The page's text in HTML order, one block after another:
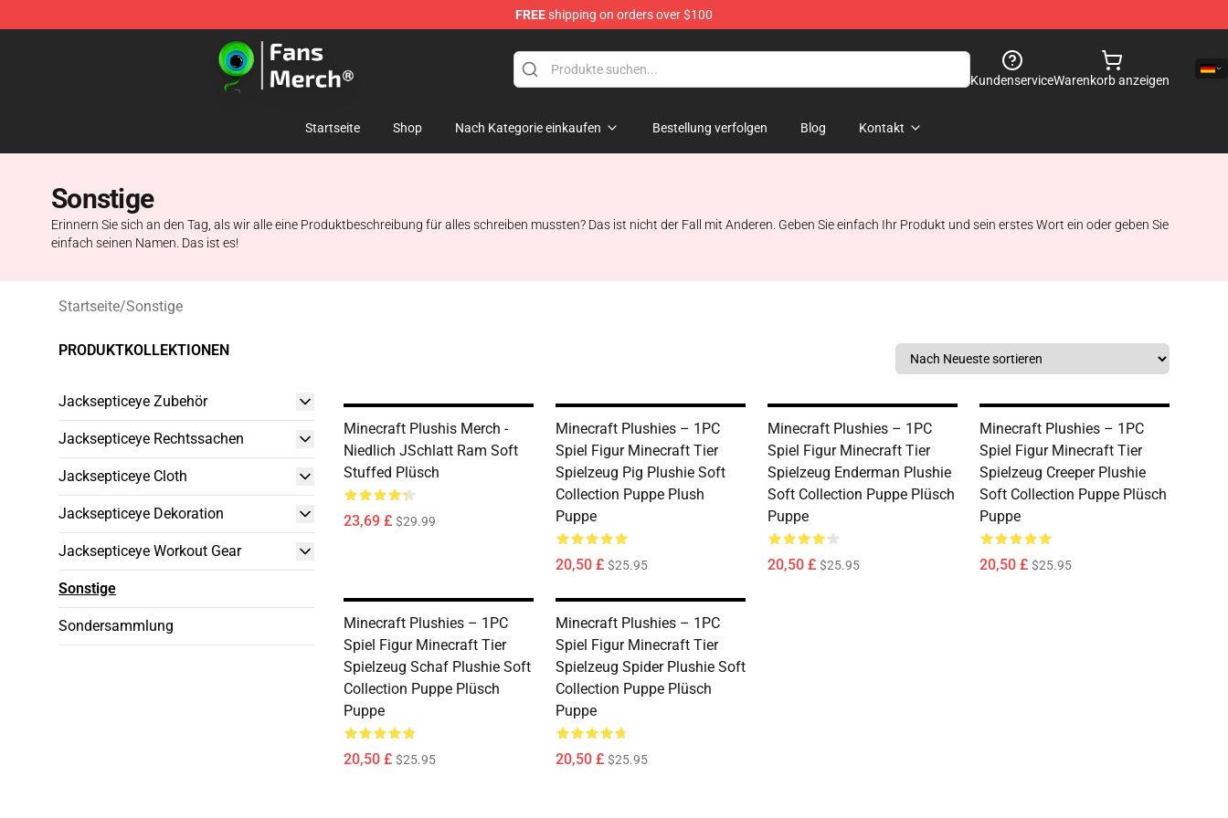
FREEshipping on orders over $100
Jacksepticeye Store - Official Jacksepticeye Merchandise Shop
KundenserviceWarenkorb anzeigen
Startseite Shop Nach Kategorie einkaufen Bestellung verfolgen Blog Kontakt
Sonstige
Erinnern Sie sich an den Tag, als wir alle eine Produktbeschreibung für alles schreiben mussten? Das ist nicht der Fall mit Anderen. Geben Sie einfach Ihr Produkt und sein erstes Wort ein oder geben Sie
einfach seinen Namen. Das ist es!
Startseite/Sonstige
PRODUKTKOLLEKTIONEN
Jacksepticeye Zubehör
Jacksepticeye Rechtssachen
Jacksepticeye Cloth
Jacksepticeye Dekoration
Jacksepticeye Workout Gear
Sonstige
Sondersammlung
Minecraft Plushis Merch -
Niedlich JSchlatt Ram Soft
Stuffed Plüsch
23,69 £ $29.99
Minecraft Plushies – 1PC
Spiel Figur Minecraft Tier
Spielzeug Pig Plushie Soft
Collection Puppe Plush
Puppe
20,50 £ $25.95
Minecraft Plushies – 1PC
Spiel Figur Minecraft Tier
Spielzeug Enderman Plushie
Soft Collection Puppe Plüsch
Puppe
20,50 £ $25.95
Minecraft Plushies – 1PC
Spiel Figur Minecraft Tier
Spielzeug Creeper Plushie
Soft Collection Puppe Plüsch
Puppe
20,50 £ $25.95
Minecraft Plushies – 1PC
Spiel Figur Minecraft Tier
Spielzeug Schaf Plushie Soft
Collection Puppe Plüsch
Puppe
20,50 £ $25.95
Minecraft Plushies – 1PC
Spiel Figur Minecraft Tier
Spielzeug Spider Plushie Soft
Collection Puppe Plüsch
Puppe
20,50 £ $25.95